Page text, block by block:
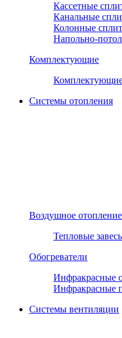
Кассетные
Канальные
Колонные
Напольно-
Комплектующие
Системы отопления
Воздушное отопление
Тепловые
Обогреватели
Инфракрасные
Инфракрасные
Системы вентиляции